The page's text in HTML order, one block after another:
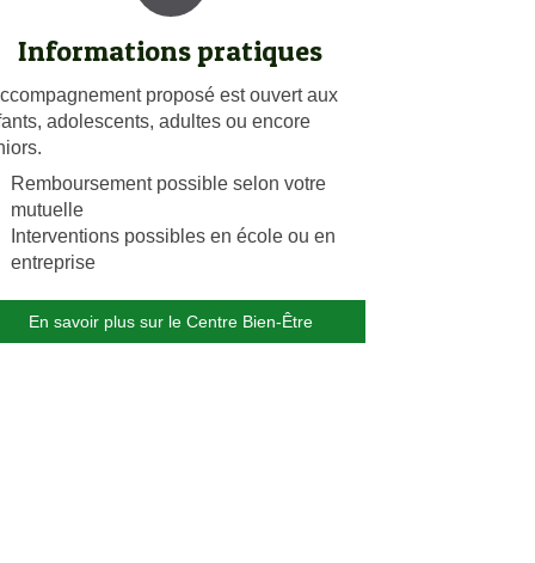
Informations pratiques
proposé est ouvert aux
adolescents, adultes ou encore
Remboursement possible selon votre
mutuelle
Interventions possibles en école ou en
entreprise
En savoir plus sur le Centre Bien-Être